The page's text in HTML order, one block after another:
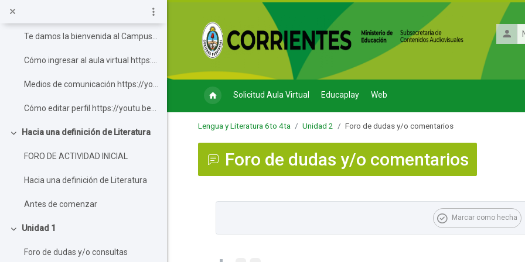
Hacia una definición de Literatura
FORO DE ACTIVIDAD INICIAL
Hacia una definición de Literatura
Antes de comenzar
Unidad 1
Foro de dudas y/o consultas
de
Solicitud Aula Virtual Educaplay Web
Lengua y Literatura 6to 4ta Unidad 2 Foro de dudas y/o comentarios
Foro de dudas y/o comentarios
Marcar como hecha